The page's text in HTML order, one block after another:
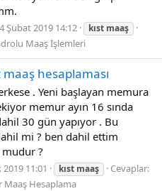
Şubat 2019 14:12 kıst maaş
Maaş İşlemleri
maaş hesaplaması
. Yeni başlayan memura
memur ayın 16 sında
30 gün yapıyor . Bu
mi ? ben dahil ettim
mudur ?
2019 11:01 kıst maaş
Cevaplar:
Maaş Hesaplama